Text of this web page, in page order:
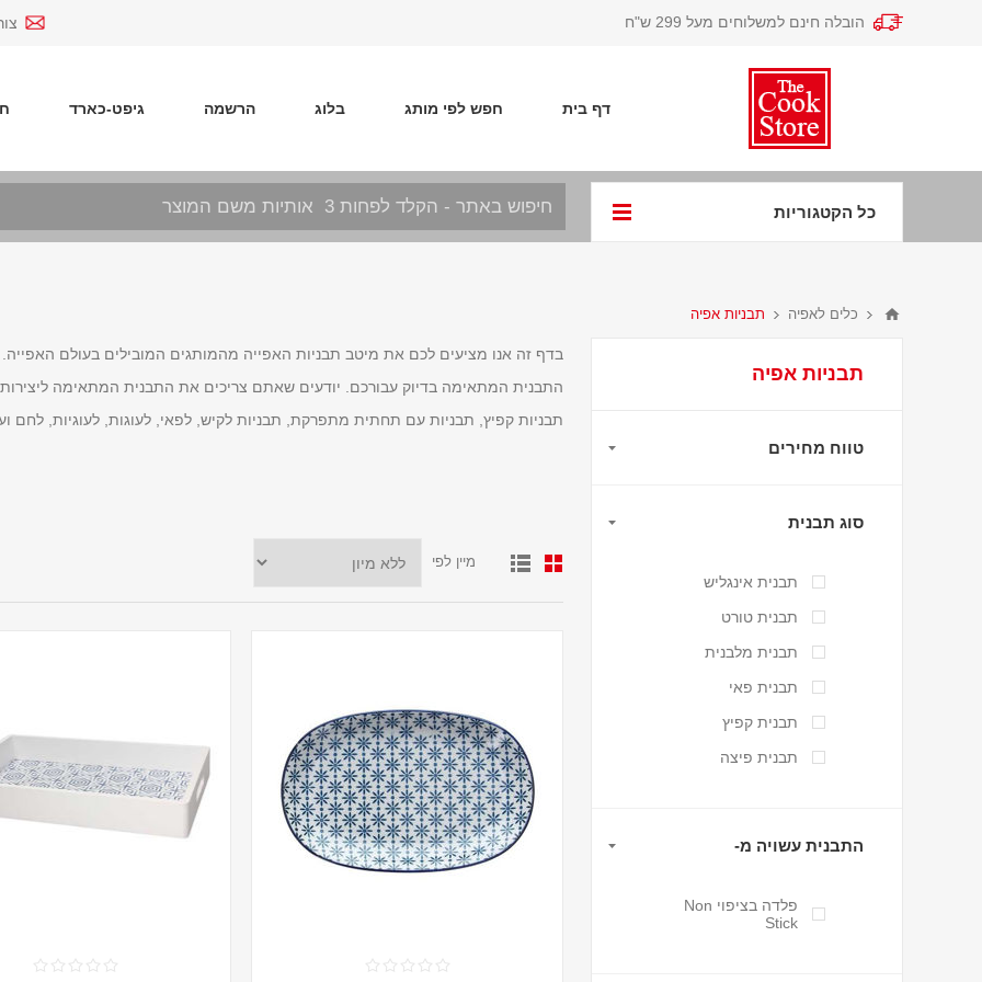
הובלה חינם למשלוחים מעל 299 ש"ח
דף בית חפש לפי מותג בלוג הרשמה גיפט-כארד
כל הקטגוריות
כלים לאפיה תבניות אפיה
בדף זה אנו מציעים לכם את מיטב תבניות האפייה מהמותגים המובילים בעולם
התבנית המתאימה בדיוק עבורכם. יודעים שאתם צריכים את התבנית המתאימה
תבניות קפיץ, תבניות עם תחתית מתפרקת, תבניות לקיש, לפאי, לעוגות, לעוגיות, לחם
מיין לפי
תבניות אפיה
טווח מחירים
סוג תבנית
תבנית אינגליש
תבנית טורט
תבנית מלבנית
תבנית פאי
תבנית קפיץ
תבנית פיצה
התבנית עשויה מ-
פלדה בציפוי Non
Stick